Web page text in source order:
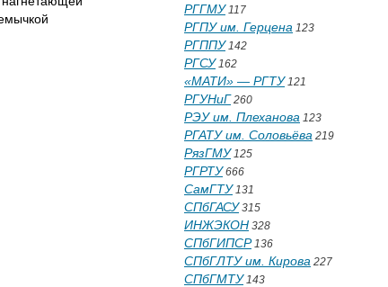
РГГМУ117
РГПУ им. Герцена 123
РГППУ142
РГСУ162
«МАТИ» — РГТУ121
РГУНиГ 260
РЭУ им. Плеханова 123
РГАТУ им. Соловьёва 219
РязГМУ125
РГРТУ666
СамГТУ131
СПбГАСУ315
ИНЖЭКОН 328
СПбГИПСР136
СПбГЛТУ им. Кирова 227
СПбГМТУ143